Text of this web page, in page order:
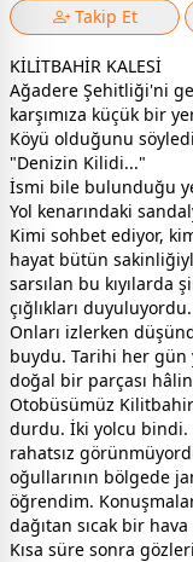
Takip Et
KİLİTBAHİR KALESİ
Ağadere Şehitliği'ni
karşımıza küçük bir
Köyü olduğunu
"Denizin Kilidi..."
İsmi bile bulunduğu
Yol kenarındaki
Kimi sohbet ediyor,
hayat bütün
sarsılan bu kıyılarda
çığlıkları duyuluyordu.
Onları izlerken
buydu. Tarihi her gün
doğal bir parçası
Otobüsümüz
durdu. İki yolcu bindi.
rahatsız
oğullarının bölgede
öğrendim.
dağıtan sıcak bir
Kısa süre sonra